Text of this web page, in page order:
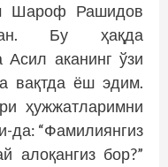
Шароф Рашидов
Бу ҳақда
Асил аканинг ўзи
вақтда ёш эдим.
ҳужжатларимни
да: “Фамилиянгиз
алоқангиз бор?”